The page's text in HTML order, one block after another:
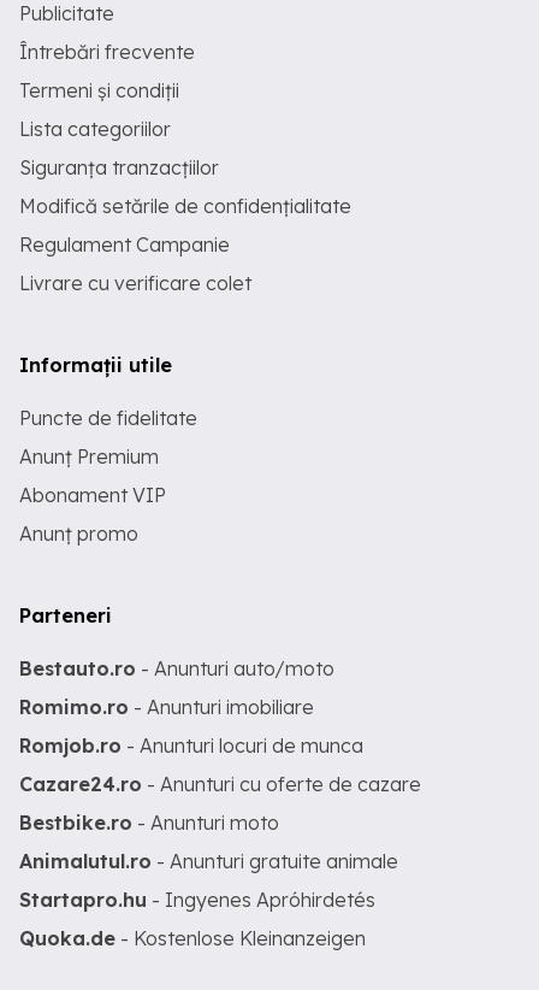
Publicitate
Întrebări frecvente
Termeni și condiții
Lista categoriilor
Siguranța tranzacțiilor
Modifică setările de confidențialitate
Regulament Campanie
Livrare cu verificare colet
Informații utile
Puncte de fidelitate
Anunț Premium
Abonament VIP
Anunț promo
Parteneri
Bestauto.ro - Anunturi auto/moto
Romimo.ro - Anunturi imobiliare
Romjob.ro - Anunturi locuri de munca
Cazare24.ro - Anunturi cu oferte de cazare
Bestbike.ro - Anunturi moto
Animalutul.ro - Anunturi gratuite animale
Startapro.hu - Ingyenes Apróhirdetés
Quoka.de - Kostenlose Kleinanzeigen